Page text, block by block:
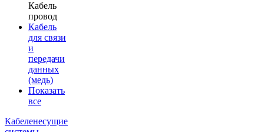
Кабель
провод
Кабель
для связи
и
передачи
данных
(медь)
Показать
все
Кабеленесущие